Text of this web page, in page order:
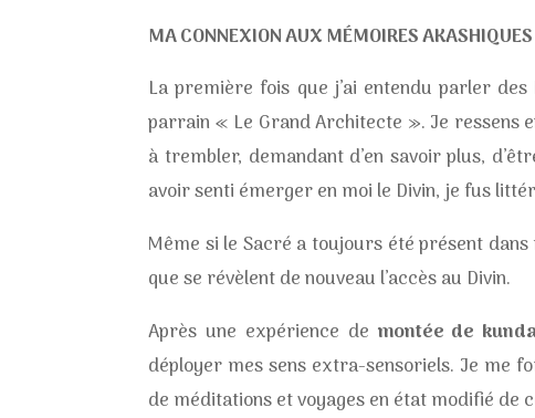
MA CONNEXION AUX MÉMOIRES AKASHIQUES
La première fois que j’ai entendu parler des
parrain « Le Grand Architecte ». Je ressens
à trembler, demandant d’en savoir plus,
avoir senti émerger en moi le Divin, je fus
Même si le Sacré a toujours été présent
que se révèlent de nouveau l’accès au Divin.
Après une expérience de montée de
déployer mes sens extra-sensoriels. Je me
de méditations et voyages en état modifié de